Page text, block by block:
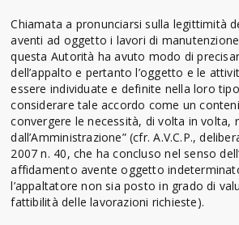
Chiamata a pronunciarsi sulla legittimità
aventi ad oggetto i lavori di
questa Autorità ha avuto modo di
dell’appalto e pertanto l’oggetto e le
essere individuate e definite nella loro
considerare tale accordo come un
convergere le necessità, di volta in volta,
dall’Amministrazione” (cfr. A.V.C.P.,
2007 n. 40, che ha concluso nel senso
affidamento avente oggetto
l’appaltatore non sia posto in grado di
fattibilità delle lavorazioni richieste).